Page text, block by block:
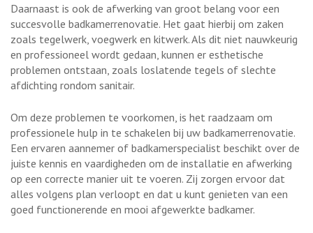
Daarnaast is ook de afwerking van groot belang voor een
succesvolle badkamerrenovatie. Het gaat hierbij om zaken
zoals tegelwerk, voegwerk en kitwerk. Als dit niet nauwkeurig
en professioneel wordt gedaan, kunnen er esthetische
problemen ontstaan, zoals loslatende tegels of slechte
afdichting rondom sanitair.
Om deze problemen te voorkomen, is het raadzaam om
professionele hulp in te schakelen bij uw badkamerrenovatie.
Een ervaren aannemer of badkamerspecialist beschikt over de
juiste kennis en vaardigheden om de installatie en afwerking
op een correcte manier uit te voeren. Zij zorgen ervoor dat
alles volgens plan verloopt en dat u kunt genieten van een
goed functionerende en mooi afgewerkte badkamer.